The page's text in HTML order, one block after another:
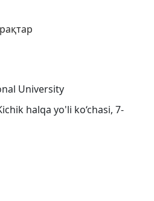
University
halqa yo'li ko‘chasi, 7-